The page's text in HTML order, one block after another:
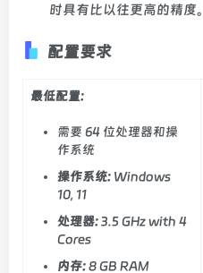
时具有比以往更高的精度。
配置要求
最低配置:
需要 64 位处理器和操
作系统
操作系统: Windows
10, 11
处理器: 3.5 GHz with 4
Cores
内存:8 GB RAM